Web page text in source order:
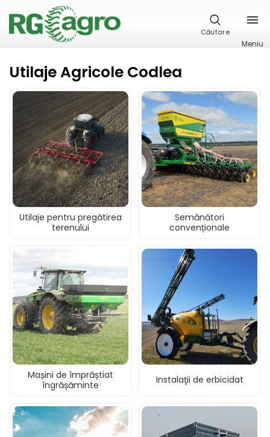
Căutare
Meniu
Utilaje Agricole Codlea
Utilaje pentru pregătirea
terenului
Semănători
convenționale
Mașini de împrăștiat
îngrășăminte
Instalaţii de erbicidat